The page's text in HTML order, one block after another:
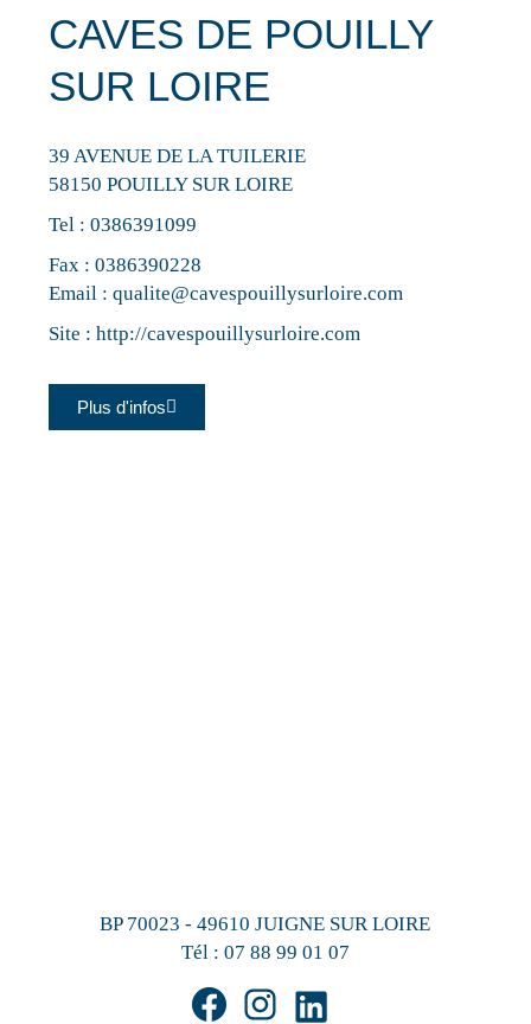
CAVES DE POUILLY
SUR LOIRE
39 AVENUE DE LA TUILERIE
58150 POUILLY SUR LOIRE
Tel :0386391099
Fax : 0386390228
Email :qualite@cavespouillysurloire.com
Site :http://cavespouillysurloire.com
Plus d'infos
BP 70023 - 49610 JUIGNE SUR LOIRE
Tél : 07 88 99 01 07